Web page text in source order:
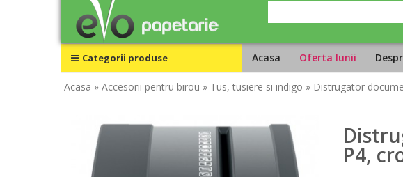
Categorii produse Acasa Oferta lunii
Acasa » Accesorii pentru birou » Tus, tusiere si indigo » Distrugator
P4,